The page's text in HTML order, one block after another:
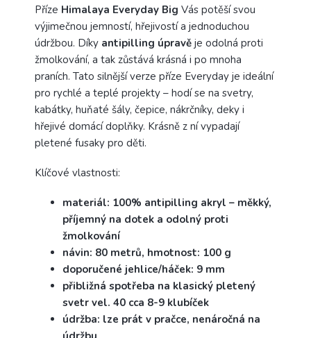
Příze Himalaya Everyday Big Vás potěší svou
výjimečnou jemností, hřejivostí a jednoduchou
údržbou. Díky antipilling úpravě je odolná proti
žmolkování, a tak zůstává krásná i po mnoha
praních. Tato silnější verze příze Everyday je ideální
pro rychlé a teplé projekty – hodí se na svetry,
kabátky, huňaté šály, čepice, nákrčníky, deky i
hřejivé domácí doplňky. Krásně z ní vypadají
pletené fusaky pro děti.
Klíčové vlastnosti:
materiál: 100% antipilling akryl – měkký,
příjemný na dotek a odolný proti
žmolkování
návin: 80 metrů, hmotnost: 100 g
doporučené jehlice/háček: 9 mm
přibližná spotřeba na klasický pletený
svetr vel. 40 cca 8-9 klubíček
údržba: lze prát v pračce, nenáročná na